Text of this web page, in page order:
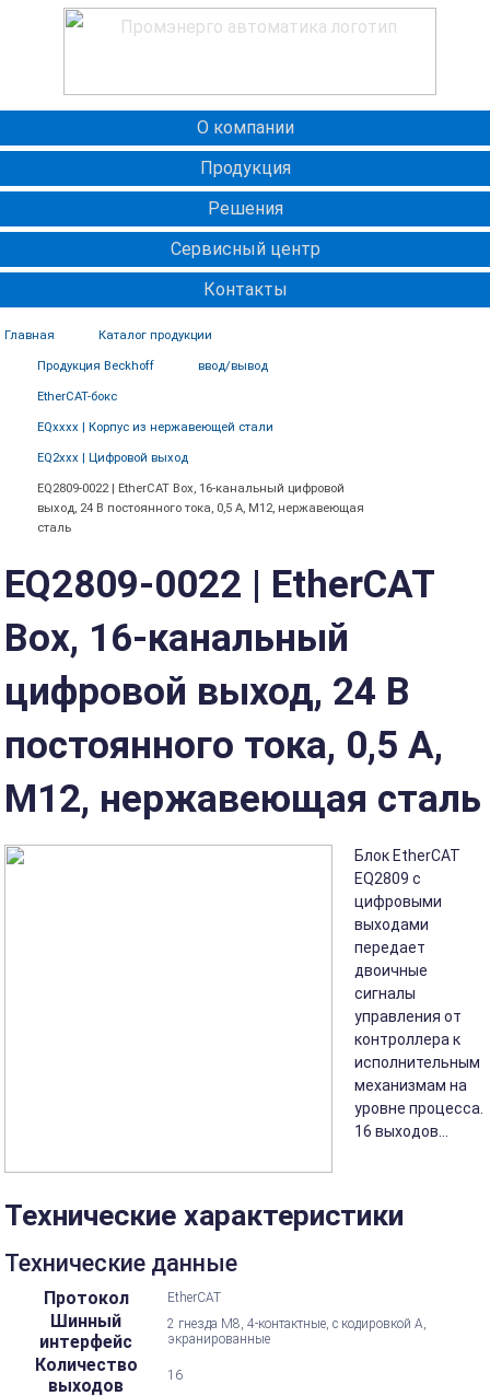
О компании
Продукция
Решения
Сервисный центр
Контакты
Главная Каталог продукции
Продукция Beckhoff ввод/вывод
EtherCAT-бокс
EQxxxx | Корпус из нержавеющей стали
EQ2xxx | Цифровой выход
EQ2809-0022 | EtherCAT Box, 16-канальный цифровой
выход, 24 В постоянного тока, 0,5 А, M12, нержавеющая
сталь
EQ2809-0022 | EtherCAT
Box, 16-канальный
цифровой выход, 24 В
постоянного тока, 0,5 А,
M12, нержавеющая сталь
Блок EtherCAT
EQ2809 с
цифровыми
выходами
передает
двоичные
сигналы
управления от
контроллера к
исполнительным
механизмам на
уровне процесса.
16 выходов...
Технические характеристики
Технические данные
Протокол EtherCAT
Шинный
интерфейс
2 гнезда M8, 4-контактные, с кодировкой А,
экранированные
Количество
выходов
16